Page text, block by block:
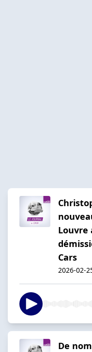
Louvre
Cars
2026-02-
De